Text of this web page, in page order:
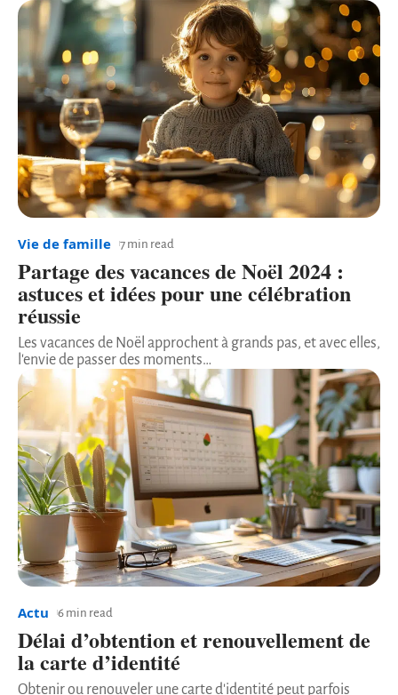
Vie de famille 7 min read
Partage des vacances de Noël 2024 :
astuces et idées pour une célébration
réussie
Les vacances de Noël approchent à grands pas, et avec elles,
l'envie de passer des moments…
Actu 6 min read
Délai d’obtention et renouvellement de
la carte d’identité
Obtenir ou renouveler une carte d'identité peut parfois